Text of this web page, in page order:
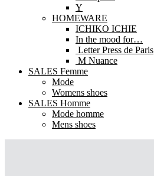
Y
HOMEWARE
ICHIKO ICHIE
In the mood for…
Letter Press de Paris
M Nuance
SALES Femme
Mode
Womens shoes
SALES Homme
Mode homme
Mens shoes